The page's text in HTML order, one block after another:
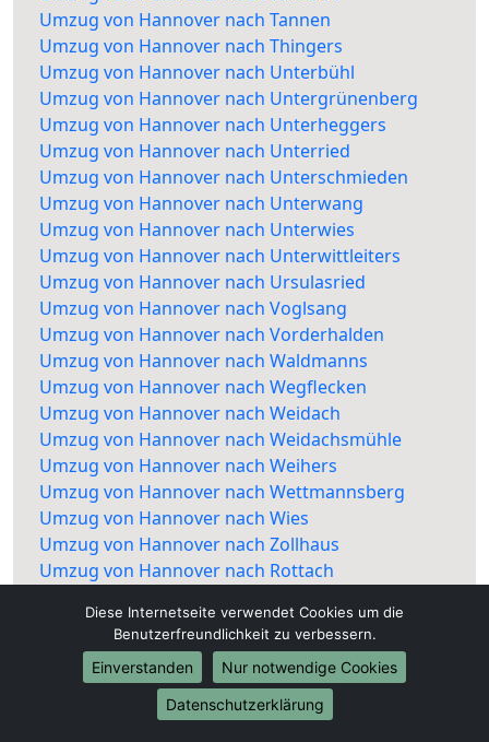
Umzug von Hannover nach Tannen
Umzug von Hannover nach Thingers
Umzug von Hannover nach Unterbühl
Umzug von Hannover nach Untergrünenberg
Umzug von Hannover nach Unterheggers
Umzug von Hannover nach Unterried
Umzug von Hannover nach Unterschmieden
Umzug von Hannover nach Unterwang
Umzug von Hannover nach Unterwies
Umzug von Hannover nach Unterwittleiters
Umzug von Hannover nach Ursulasried
Umzug von Hannover nach Voglsang
Umzug von Hannover nach Vorderhalden
Umzug von Hannover nach Waldmanns
Umzug von Hannover nach Wegflecken
Umzug von Hannover nach Weidach
Umzug von Hannover nach Weidachsmühle
Umzug von Hannover nach Weihers
Umzug von Hannover nach Wettmannsberg
Umzug von Hannover nach Wies
Umzug von Hannover nach Zollhaus
Umzug von Hannover nach Rottach
Diese Internetseite verwendet Cookies um die
Benutzerfreundlichkeit zu verbessern.
Einverstanden
Nur notwendige Cookies
Datenschutzerklärung